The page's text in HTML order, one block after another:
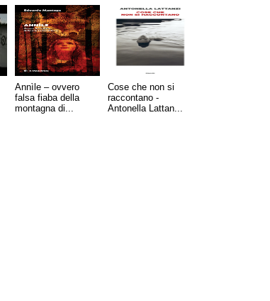
Annìle – ovvero
falsa fiaba della
montagna di...
Cose che non si
raccontano -
Antonella Lattan...